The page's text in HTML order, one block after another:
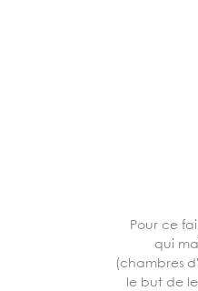
Pour ce
qui
(chambres
le but de